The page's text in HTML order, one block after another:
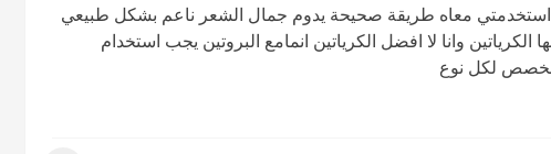
لو استخدمتي معاه طريقة صحيحة يدوم جمال الشعر ناعم بشكل طبيعي
الكرياتين وانا لا افضل الكرياتين انمامع البروتين يجب استخدام
لكل نوع